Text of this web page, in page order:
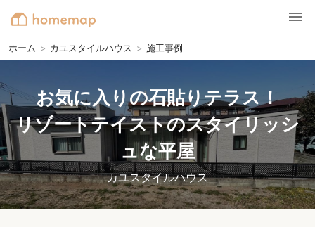
ホーム > カユスタイルハウス > 施工事例
お気に入りの石貼りテラス！
リゾートテイストのスタイリッシ
ュな平屋
カユスタイルハウス